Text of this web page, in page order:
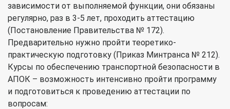
зависимости от выполняемой функции, они обязаны
регулярно, раз в 3-5 лет, проходить аттестацию
(Постановление Правительства № 172).
Предварительно нужно пройти теоретико-
практическую подготовку (Приказ Минтранса № 212).
Курсы по обеспечению транспортной безопасности в
АПОК – возможность интенсивно пройти программу
и подготовиться к проведению аттестации по
вопросам: